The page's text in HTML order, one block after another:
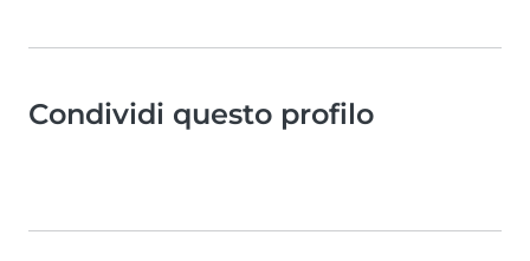
Condividi questo profilo